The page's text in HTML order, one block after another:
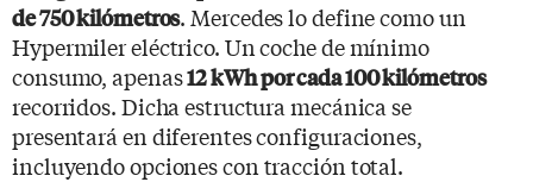
de 750 kilómetros. Mercedes lo define como un
Hypermiler eléctrico. Un coche de mínimo
consumo, apenas12 kWh por cada 100 kilómetros
recorridos. Dicha estructura mecánica se
presentará en diferentes configuraciones,
incluyendo opciones con tracción total.